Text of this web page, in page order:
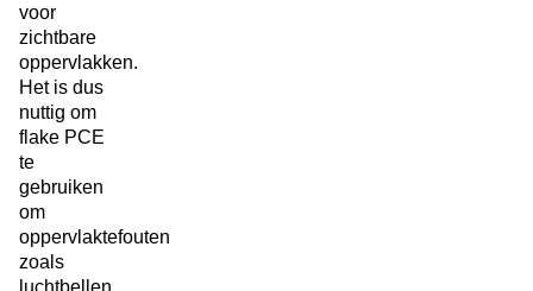
voor
zichtbare
oppervlakken.
Het is dus
nuttig om
flake PCE
te
gebruiken
om
oppervlaktefouten
zoals
luchtbellen